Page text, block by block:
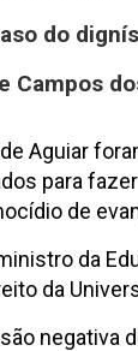
do
Campos
Aguiar
para
de
da
da
negativa